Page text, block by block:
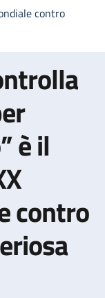
contro
è il
contro